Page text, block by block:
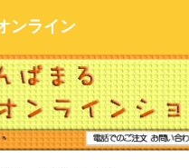
ンライン